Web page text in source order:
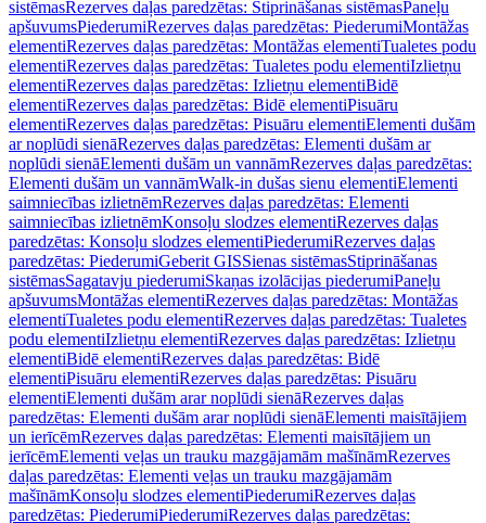
sistēmasRezerves daļas paredzētas: Stiprināšanas sistēmasPaneļu
apšuvumsPiederumiRezerves daļas paredzētas: PiederumiMontāžas
elementiRezerves daļas paredzētas: Montāžas elementiTualetes podu
elementiRezerves daļas paredzētas: Tualetes podu elementiIzlietņu
elementiRezerves daļas paredzētas: Izlietņu elementiBidē
elementiRezerves daļas paredzētas: Bidē elementiPisuāru
elementiRezerves daļas paredzētas: Pisuāru elementiElementi dušām
ar noplūdi sienāRezerves daļas paredzētas: Elementi dušām ar
noplūdi sienāElementi dušām un vannāmRezerves daļas paredzētas:
Elementi dušām un vannāmWalk-in dušas sienu elementiElementi
saimniecības izlietnēmRezerves daļas paredzētas: Elementi
saimniecības izlietnēmKonsoļu slodzes elementiRezerves daļas
paredzētas: Konsoļu slodzes elementiPiederumiRezerves daļas
paredzētas: PiederumiGeberit GISSienas sistēmasStiprināšanas
sistēmasSagatavju piederumiSkaņas izolācijas piederumiPaneļu
apšuvumsMontāžas elementiRezerves daļas paredzētas: Montāžas
elementiTualetes podu elementiRezerves daļas paredzētas: Tualetes
podu elementiIzlietņu elementiRezerves daļas paredzētas: Izlietņu
elementiBidē elementiRezerves daļas paredzētas: Bidē
elementiPisuāru elementiRezerves daļas paredzētas: Pisuāru
elementiElementi dušām arar noplūdi sienāRezerves daļas
paredzētas: Elementi dušām arar noplūdi sienāElementi maisītājiem
un ierīcēmRezerves daļas paredzētas: Elementi maisītājiem un
ierīcēmElementi veļas un trauku mazgājamām mašīnāmRezerves
daļas paredzētas: Elementi veļas un trauku mazgājamām
mašīnāmKonsoļu slodzes elementiPiederumiRezerves daļas
paredzētas: PiederumiPiederumiRezerves daļas paredzētas: